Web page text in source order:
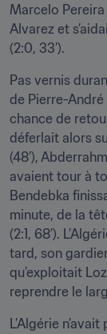
Marcelo
Alvarez et
(2:0, 33’).
Pas vernis
de Pierre-
chance de
déferlait alors
(48’),
avaient tour à
Bendebka
minute, de la
(2:1, 68’).
tard, son
qu’exploitait
reprendre le
L’Algérie